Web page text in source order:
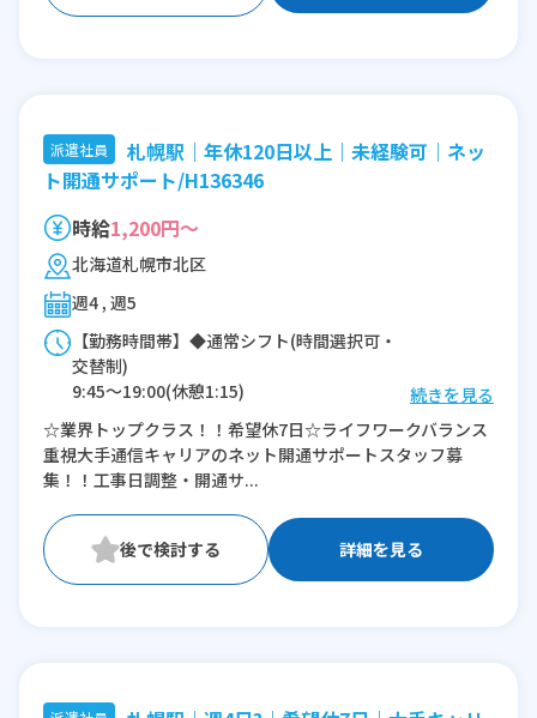
派遣社員
札幌駅｜年休120日以上｜未経験可｜ネッ
ト開通サポート/H136346
時給1,200円～
北海道札幌市北区
週4 , 週5
【勤務時間帯】◆通常シフト(時間選択可・
交替制)
9:45〜19:00(休憩1:15)
※残業：0〜5時間程度/月
続きを見る
☆業界トップクラス！！希望休7日☆ライフワークバランス
重視大手通信キャリアのネット開通サポートスタッフ募
集！！工事日調整・開通サ...
詳細を見る